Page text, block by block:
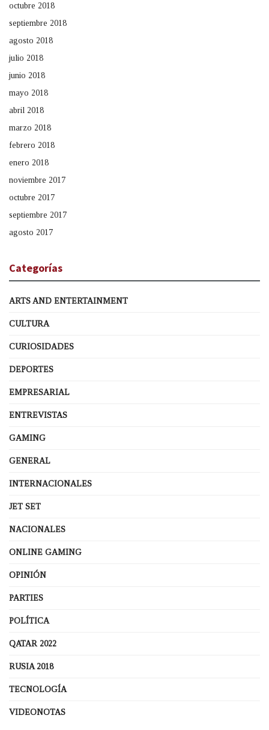
octubre 2018
septiembre 2018
agosto 2018
julio 2018
junio 2018
mayo 2018
abril 2018
marzo 2018
febrero 2018
enero 2018
noviembre 2017
octubre 2017
septiembre 2017
agosto 2017
Categorías
ARTS AND ENTERTAINMENT
CULTURA
CURIOSIDADES
DEPORTES
EMPRESARIAL
ENTREVISTAS
GAMING
GENERAL
INTERNACIONALES
JET SET
NACIONALES
ONLINE GAMING
OPINIÓN
PARTIES
POLÍTICA
QATAR 2022
RUSIA 2018
TECNOLOGÍA
VIDEONOTAS